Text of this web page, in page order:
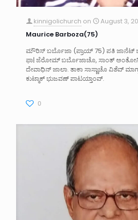
kinnigolichurch on
August 3,
Maurice Barboza(75)
ಮೌರಿಸ್ ಬರ್ಬೊಜಾ (ಪ್ರಾಯ್ 75) ಪತಿ ಜಾನೆಟ್
ಫಾ| ಜೆರೋಮ್ ಬರ್ಬೊಜಾಚೊ, ಸಾಂತ್
ದೇವಾಧಿನ್ ಜಾಲಾ. ತಾಕಾ ಸಾಸ್ಣಾಚೊ ವಿಶೆವ್
ಕುಟ್ಮಾಕ್ ಭುಜವಣ್ ಪಾಟಯ್ತಾಂವ್.
0